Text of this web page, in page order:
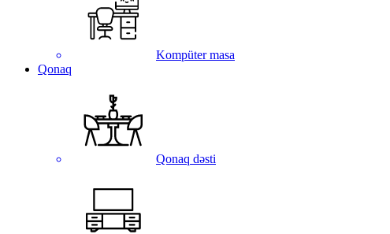
Kompüter masa
Qonaq
Qonaq dəsti